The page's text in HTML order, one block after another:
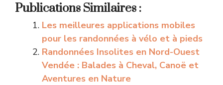
Publications Similaires :
Les meilleures applications mobiles
pour les randonnées à vélo et à pieds
Randonnées Insolites en Nord-Ouest
Vendée : Balades à Cheval, Canoë et
Aventures en Nature